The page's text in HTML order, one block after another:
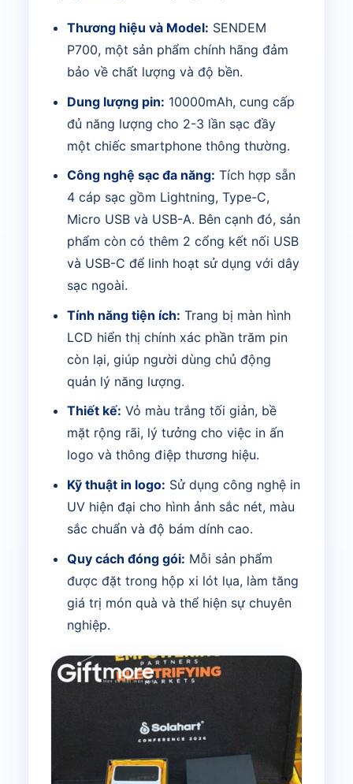
Thương hiệu và Model: SENDEM
P700, một sản phẩm chính hãng đảm
bảo về chất lượng và độ bền.
Dung lượng pin: 10000mAh, cung cấp
đủ năng lượng cho 2-3 lần sạc đầy
một chiếc smartphone thông thường.
Công nghệ sạc đa năng: Tích hợp sẵn
4 cáp sạc gồm Lightning, Type-C,
Micro USB và USB-A. Bên cạnh đó, sản
phẩm còn có thêm 2 cổng kết nối USB
và USB-C để linh hoạt sử dụng với dây
sạc ngoài.
Tính năng tiện ích: Trang bị màn hình
LCD hiển thị chính xác phần trăm pin
còn lại, giúp người dùng chủ động
quản lý năng lượng.
Thiết kế: Vỏ màu trắng tối giản, bề
mặt rộng rãi, lý tưởng cho việc in ấn
logo và thông điệp thương hiệu.
Kỹ thuật in logo: Sử dụng công nghệ in
UV hiện đại cho hình ảnh sắc nét, màu
sắc chuẩn và độ bám dính cao.
Quy cách đóng gói: Mỗi sản phẩm
được đặt trong hộp xi lót lụa, làm tăng
giá trị món quà và thể hiện sự chuyên
nghiệp.